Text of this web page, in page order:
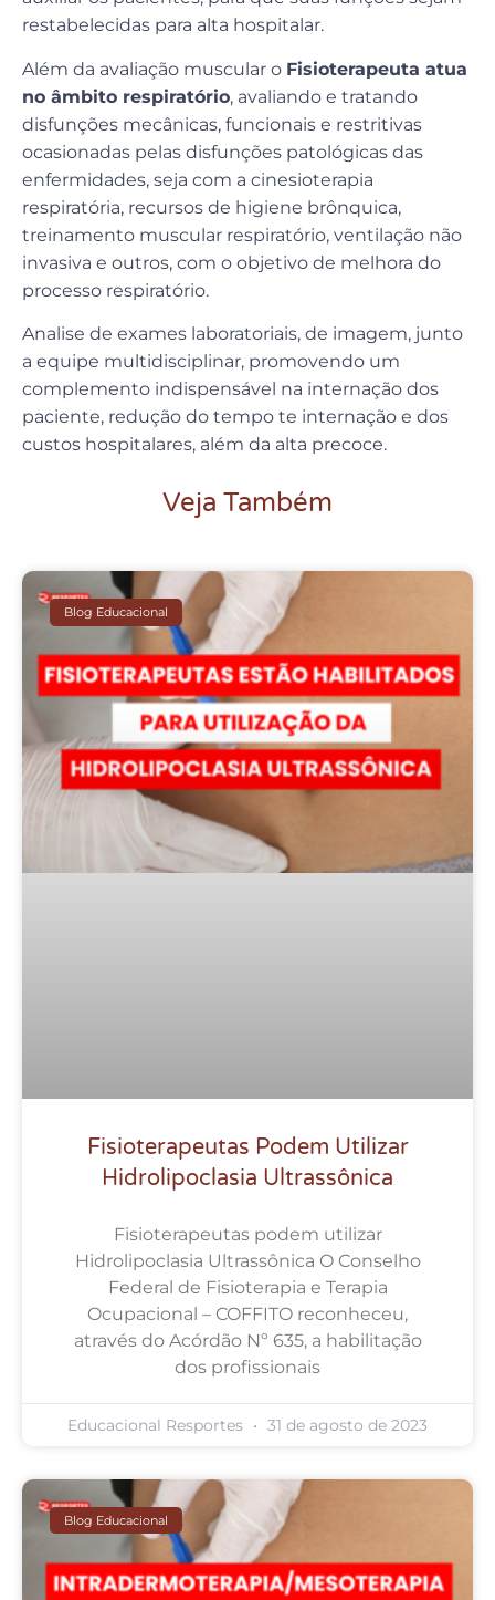
restabelecidas para alta hospitalar.
Além da avaliação muscular o Fisioterapeuta atua
no âmbito respiratório, avaliando e tratando
disfunções mecânicas, funcionais e restritivas
ocasionadas pelas disfunções patológicas das
enfermidades, seja com a cinesioterapia
respiratória, recursos de higiene brônquica,
treinamento muscular respiratório, ventilação não
invasiva e outros, com o objetivo de melhora do
processo respiratório.
Analise de exames laboratoriais, de imagem, junto
a equipe multidisciplinar, promovendo um
complemento indispensável na internação dos
paciente, redução do tempo te internação e dos
custos hospitalares, além da alta precoce.
Veja Também
Blog Educacional
Fisioterapeutas Podem Utilizar
Hidrolipoclasia Ultrassônica
Fisioterapeutas podem utilizar
Hidrolipoclasia Ultrassônica O Conselho
Federal de Fisioterapia e Terapia
Ocupacional – COFFITO reconheceu,
através do Acórdão Nº 635, a habilitação
dos profissionais
Educacional Resportes 31 de agosto de 2023
Blog Educacional